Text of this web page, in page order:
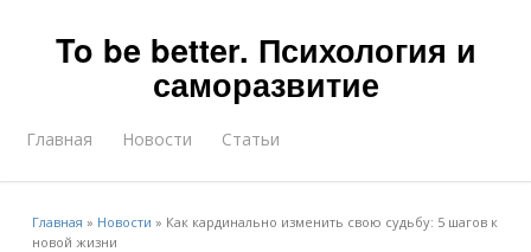
To be better. Психология и
саморазвитие
Главная Новости Статьи
Главная » Новости » Как кардинально изменить свою судьбу: 5 шагов к
новой жизни